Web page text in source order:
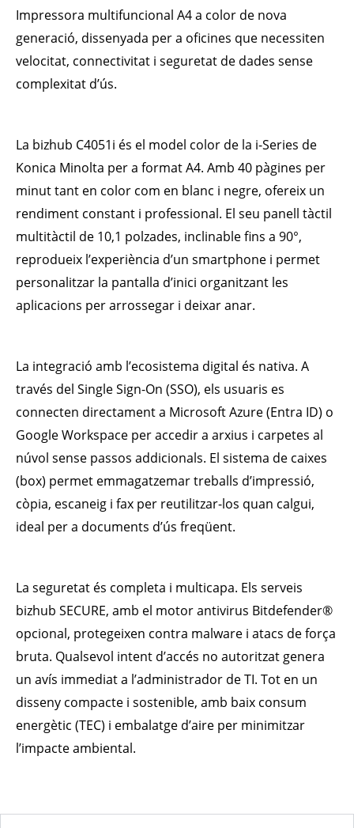
Impressora multifuncional A4 a color de nova
generació, dissenyada per a oficines que necessiten
velocitat, connectivitat i seguretat de dades sense
complexitat d’ús.
La bizhub C4051i és el model color de la i-Series de
Konica Minolta per a format A4. Amb 40 pàgines per
minut tant en color com en blanc i negre, ofereix un
rendiment constant i professional. El seu panell tàctil
multitàctil de 10,1 polzades, inclinable fins a 90°,
reprodueix l’experiència d’un smartphone i permet
personalitzar la pantalla d’inici organitzant les
aplicacions per arrossegar i deixar anar.
La integració amb l’ecosistema digital és nativa. A
través del Single Sign-On (SSO), els usuaris es
connecten directament a Microsoft Azure (Entra ID) o
Google Workspace per accedir a arxius i carpetes al
núvol sense passos addicionals. El sistema de caixes
(box) permet emmagatzemar treballs d’impressió,
còpia, escaneig i fax per reutilitzar-los quan calgui,
ideal per a documents d’ús freqüent.
La seguretat és completa i multicapa. Els serveis
bizhub SECURE, amb el motor antivirus Bitdefender®
opcional, protegeixen contra malware i atacs de força
bruta. Qualsevol intent d’accés no autoritzat genera
un avís immediat a l’administrador de TI. Tot en un
disseny compacte i sostenible, amb baix consum
energètic (TEC) i embalatge d’aire per minimitzar
l’impacte ambiental.